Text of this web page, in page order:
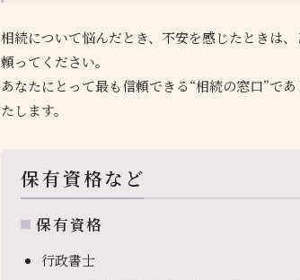
相続について悩んだとき、不安を感じたときは
頼ってください。
あなたにとって最も信頼できる“相続の窓口”で
たします。
保有資格など
保有資格
行政書士